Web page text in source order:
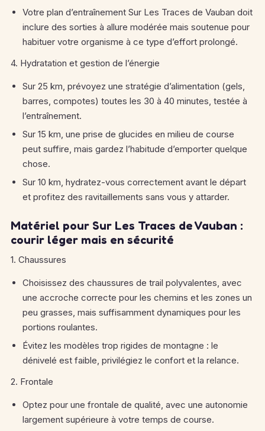
Votre plan d’entraînement Sur Les Traces de Vauban doit
inclure des sorties à allure modérée mais soutenue pour
habituer votre organisme à ce type d’effort prolongé.
4. Hydratation et gestion de l’énergie
Sur 25 km, prévoyez une stratégie d’alimentation (gels,
barres, compotes) toutes les 30 à 40 minutes, testée à
l’entraînement.
Sur 15 km, une prise de glucides en milieu de course
peut suffire, mais gardez l’habitude d’emporter quelque
chose.
Sur 10 km, hydratez-vous correctement avant le départ
et profitez des ravitaillements sans vous y attarder.
Matériel pour Sur Les Traces de Vauban :
courir léger mais en sécurité
1. Chaussures
Choisissez des chaussures de trail polyvalentes, avec
une accroche correcte pour les chemins et les zones un
peu grasses, mais suffisamment dynamiques pour les
portions roulantes.
Évitez les modèles trop rigides de montagne : le
dénivelé est faible, privilégiez le confort et la relance.
2. Frontale
Optez pour une frontale de qualité, avec une autonomie
largement supérieure à votre temps de course.